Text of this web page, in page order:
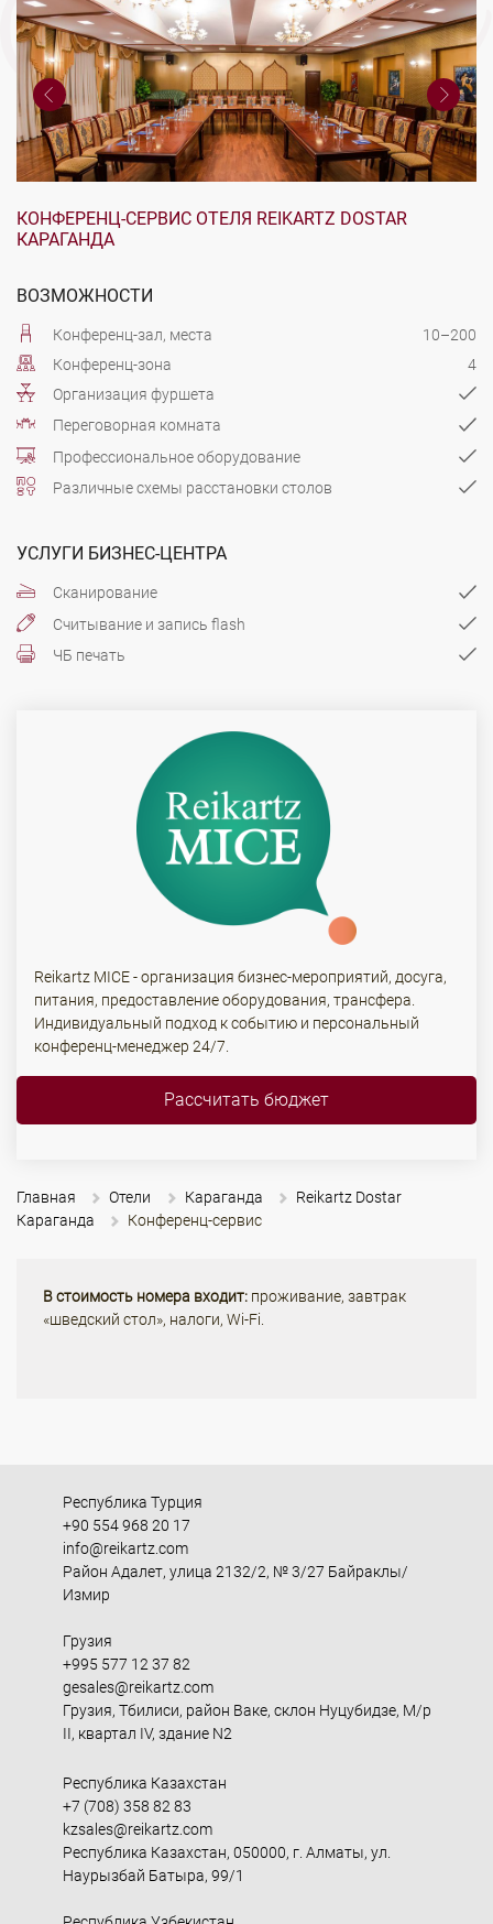
КОНФЕРЕНЦ-СЕРВИС ОТЕЛЯ REIKARTZ DOSTAR
КАРАГАНДА
ВОЗМОЖНОСТИ
Конференц-зал, места
10–200
Конференц-зона
4
Организация фуршета
Переговорная комната
Профессиональное оборудование
Различные схемы расстановки столов
УСЛУГИ БИЗНЕС-ЦЕНТРА
Сканирование
Считывание и запись flash
ЧБ печать
Reikartz MICE - организация бизнес-мероприятий, досуга,
питания, предоставление оборудования, трансфера.
Индивидуальный подход к событию и персональный
конференц-менеджер 24/7.
Рассчитать бюджет
Главная Отели Караганда
Reikartz Dostar
Караганда
Конференц-сервис
В стоимость номера входит: проживание, завтрак
«шведский стол», налоги, Wi-Fi.
Республика Турция
+90 554 968 20 17
info@reikartz.com
Район Адалет, улица 2132/2, № 3/27 Байраклы/
Измир
Грузия
+995 577 12 37 82
gesales@reikartz.com
Грузия, Тбилиси, район Ваке, склон Нуцубидзе, М/р
II, квартал IV, здание N2
Республика Казахстан
+7 (708) 358 82 83
kzsales@reikartz.com
Республика Казахстан, 050000, г. Алматы, ул.
Наурызбай Батыра, 99/1